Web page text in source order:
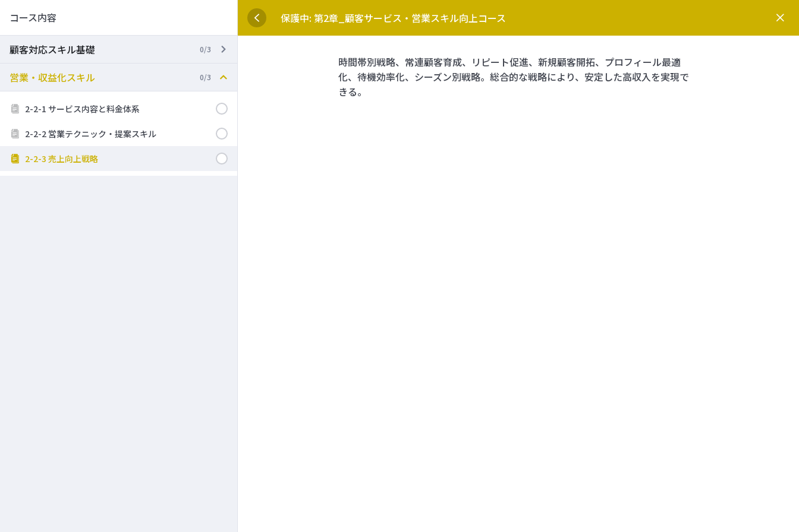
コース内容
顧客対応スキル基礎 0/3
営業・収益化スキル 0/3
2-2-1 サービス内容と料金体系
2-2-2 営業テクニック・提案スキル
2-2-3 売上向上戦略
保護中: 第2章_顧客サービス・営業スキル向上コース
時間帯別戦略、常連顧客育成、リピート促進、新規顧客開拓、プロフィール最適
化、待機効率化、シーズン別戦略。総合的な戦略により、安定した高収入を実現で
きる。